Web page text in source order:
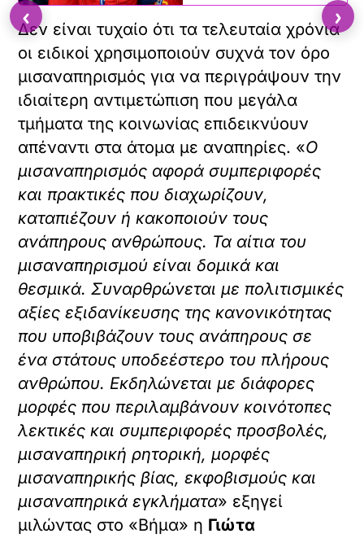
Δεν είναι τυχαίο ότι τα τελευταία χρόνια
οι ειδικοί χρησιμοποιούν συχνά τον όρο
μισαναπηρισμός για να περιγράψουν την
ιδιαίτερη αντιμετώπιση που μεγάλα
τμήματα της κοινωνίας επιδεικνύουν
απέναντι στα άτομα με αναπηρίες. «Ο
μισαναπηρισμός αφορά συμπεριφορές
και πρακτικές που διαχωρίζουν,
καταπιέζουν ή κακοποιούν τους
ανάπηρους ανθρώπους. Τα αίτια του
μισαναπηρισμού είναι δομικά και
θεσμικά. Συναρθρώνεται με πολιτισμικές
αξίες εξιδανίκευσης της κανονικότητας
που υποβιβάζουν τους ανάπηρους σε
ένα στάτους υποδεέστερο του πλήρους
ανθρώπου. Εκδηλώνεται με διάφορες
μορφές που περιλαμβάνουν κοινότοπες
λεκτικές και συμπεριφορές προσβολές,
μισαναπηρική ρητορική, μορφές
μισαναπηρικής βίας, εκφοβισμούς και
μισαναπηρικά εγκλήματα» εξηγεί
μιλώντας στο «Βήμα» η Γιώτα
‹ ›